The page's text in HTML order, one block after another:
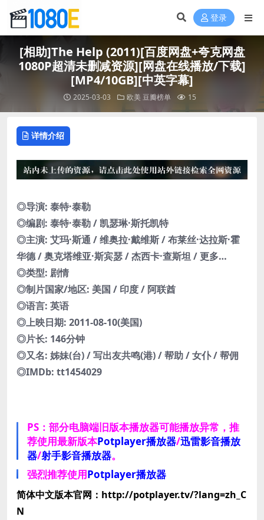
登录
[相助]The Help (2011)[百度网盘+夸克网盘
1080P超清未删减资源][网盘在线播放/下载]
[MP4/10GB][中英字幕]
2025-03-03 欧美 豆瓣榜单 15
详情介绍
◎导演: 泰特·泰勒
◎编剧: 泰特·泰勒 / 凯瑟琳·斯托凯特
◎主演: 艾玛·斯通 / 维奥拉·戴维斯 / 布莱丝·达拉斯·霍
华德 / 奥克塔维亚·斯宾瑟 / 杰西卡·查斯坦 / 更多…
◎类型: 剧情
◎制片国家/地区: 美国 / 印度 / 阿联酋
◎语言: 英语
◎上映日期: 2011-08-10(美国)
◎片长: 146分钟
◎又名: 姊妹(台) / 写出友共鸣(港) / 帮助 / 女仆 / 帮佣
◎IMDb: tt1454029
PS：部分电脑端旧版本播放器可能播放异常，推
荐使用最新版本Potplayer播放器/迅雷影音播放
器/射手影音播放器。
强烈推荐使用Potplayer播放器
简体中文版本官网：http://potplayer.tv/?lang=zh_C
N